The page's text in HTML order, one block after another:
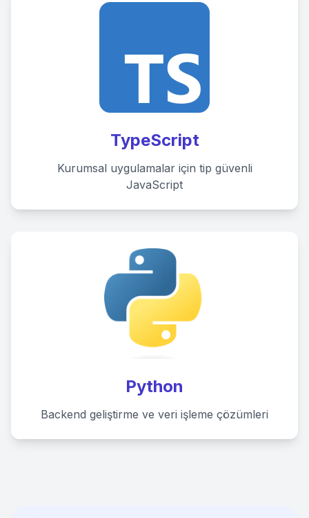
TypeScript
Kurumsal uygulamalar için tip güvenli
JavaScript
Python
Backend geliştirme ve veri işleme çözümleri